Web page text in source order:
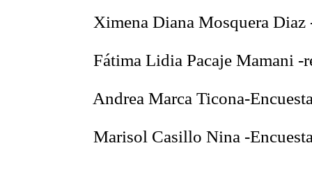
 Ximena Diana Mosquera Diaz
 Fátima Lidia Pacaje Mamani
 Andrea Marca Ticona-
 Marisol Casillo Nina -